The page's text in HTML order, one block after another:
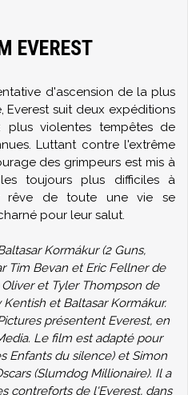
EVEREST
d'ascension de la plus
suit deux expéditions
plus violentes tempêtes de
Luttant contre l'extrême
des grimpeurs est mis à
toujours plus difficiles à
rêve de toute une vie se
pour leur salut.
Kormákur (2 Guns,
Tim Bevan et Eric Fellner de
et Tyler Thompson de
et Baltasar Kormákur.
présentent Everest, en
Le film est adapté pour
Enfants du silence) et Simon
(Slumdog Millionaire). Il a
contreforts de l'Everest, dans